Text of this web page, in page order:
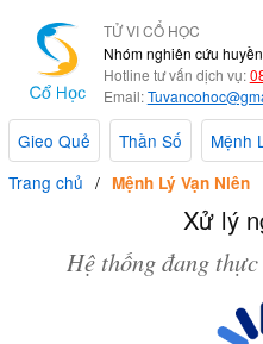
TỬ VI CỔ HỌC
Nhóm nghiên cứu
Hotline tư vấn dịch vụ:
Email:
Gieo Quẻ Thần Số Mệnh
Trang chủ
Mệnh Lý Vạn Niên
Xử lý
Hệ thống đang